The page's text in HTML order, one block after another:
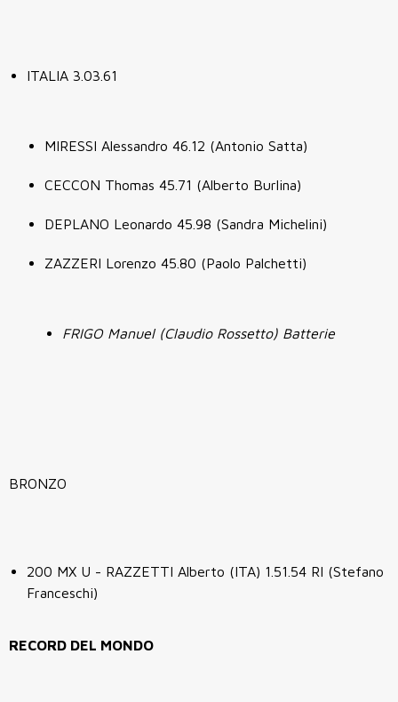
ITALIA 3.03.61
MIRESSI Alessandro 46.12 (Antonio Satta)
CECCON Thomas 45.71 (Alberto Burlina)
DEPLANO Leonardo 45.98 (Sandra Michelini)
ZAZZERI Lorenzo 45.80 (Paolo Palchetti)
FRIGO Manuel (Claudio Rossetto) Batterie
BRONZO
200 MX U - RAZZETTI Alberto (ITA) 1.51.54 RI (Stefano
Franceschi)
RECORD DEL MONDO